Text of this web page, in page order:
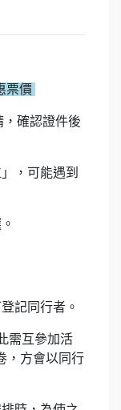
票價
，確認證件後
，可能遇到
記同行者。
需互參加活
，方會以同行